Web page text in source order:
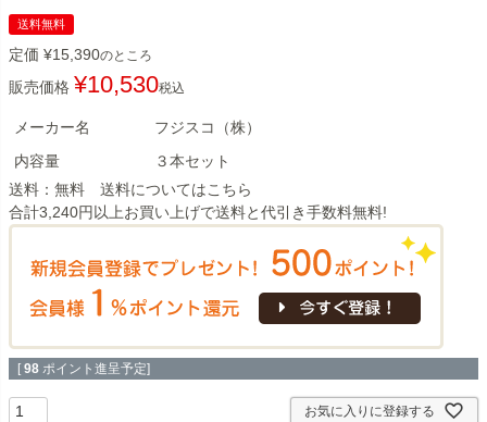
送料無料
定価 ¥15,390のところ
販売価格 ¥10,530税込
メーカー名
フジスコ（株）
内容量
３本セット
送料：無料 送料についてはこちら
合計3,240円以上お買い上げで送料と代引き手数料無料!
[ 98 ポイント進呈予定]
お気に入りに登録する